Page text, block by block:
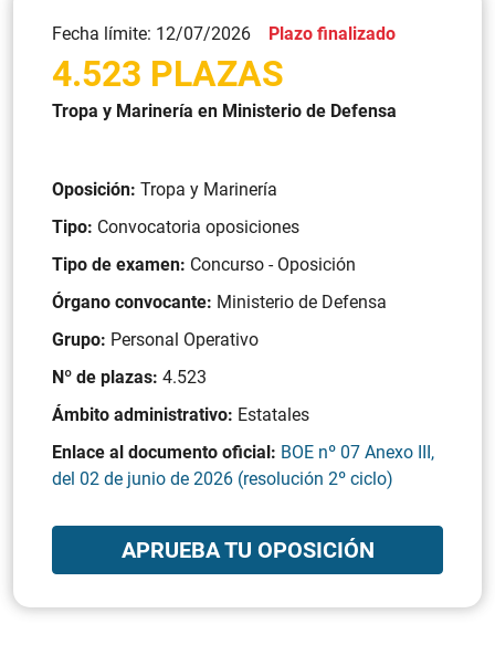
Fecha límite: 12/07/2026 Plazo finalizado
4.523 PLAZAS
Tropa y Marinería en Ministerio de Defensa
Oposición: Tropa y Marinería
Tipo: Convocatoria oposiciones
Tipo de examen: Concurso - Oposición
Órgano convocante: Ministerio de Defensa
Grupo: Personal Operativo
Nº de plazas: 4.523
Ámbito administrativo: Estatales
Enlace al documento oficial: BOE nº 07 Anexo III,
del 02 de junio de 2026 (resolución 2º ciclo)
APRUEBA TU OPOSICIÓN